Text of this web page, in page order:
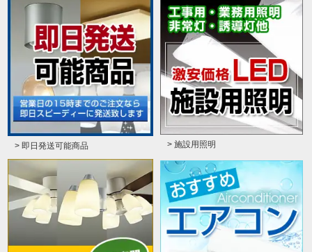
> 即日発送可能商品 > 施設用照明